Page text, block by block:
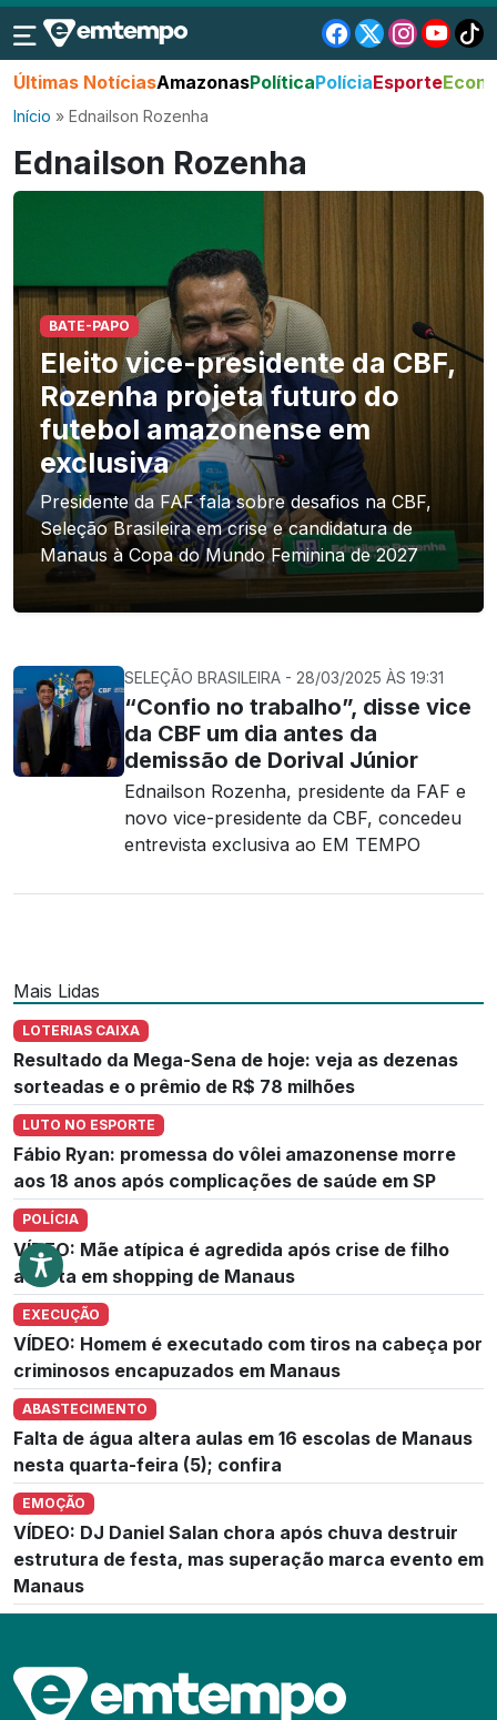
Últimas NotíciasAmazonasPolíticaPolíciaEsporte
Início » Ednailson Rozenha
Ednailson Rozenha
BATE-PAPO
Eleito vice-presidente da CBF,
Rozenha projeta futuro do
futebol amazonense em
exclusiva
Presidente da FAF fala sobre desafios na CBF,
Seleção Brasileira em crise e candidatura de
Manaus à Copa do Mundo Feminina de 2027
SELEÇÃO BRASILEIRA - 28/03/2025 ÀS 19:31
“Confio no trabalho”, disse vice
da CBF um dia antes da
demissão de Dorival Júnior
Ednailson Rozenha, presidente da FAF e
novo vice-presidente da CBF, concedeu
entrevista exclusiva ao EM TEMPO
Mais Lidas
LOTERIAS CAIXA
Resultado da Mega-Sena de hoje: veja as dezenas
sorteadas e o prêmio de R$ 78 milhões
LUTO NO ESPORTE
Fábio Ryan: promessa do vôlei amazonense morre
aos 18 anos após complicações de saúde em SP
POLÍCIA
VÍDEO: Mãe atípica é agredida após crise de filho
autista em shopping de Manaus
EXECUÇÃO
VÍDEO: Homem é executado com tiros na cabeça por
criminosos encapuzados em Manaus
ABASTECIMENTO
Falta de água altera aulas em 16 escolas de Manaus
nesta quarta-feira (5); confira
EMOÇÃO
VÍDEO: DJ Daniel Salan chora após chuva destruir
estrutura de festa, mas superação marca evento em
Manaus